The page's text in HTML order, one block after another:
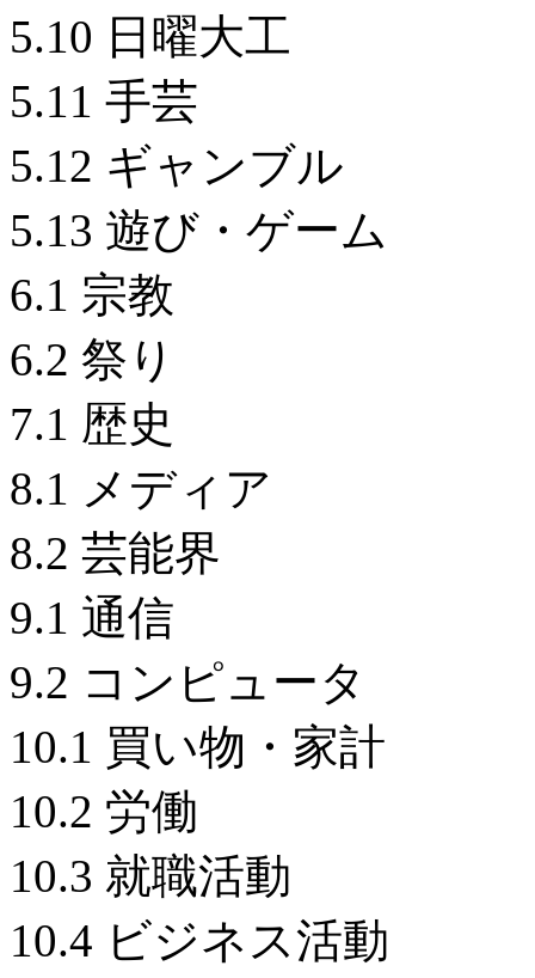
5.10 日曜大工
5.11 手芸
5.12 ギャンブル
5.13 遊び・ゲーム
6.1 宗教
6.2 祭り
7.1 歴史
8.1 メディア
8.2 芸能界
9.1 通信
9.2 コンピュータ
10.1 買い物・家計
10.2 労働
10.3 就職活動
10.4 ビジネス活動